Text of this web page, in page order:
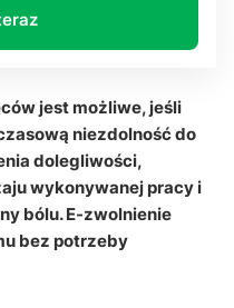
zgłosić się
pleców jest legalne
jest możliwe, jeśli
niezdolność do
dolegliwości,
wykonywanej pracy i
bólu. E-zwolnienie
bez potrzeby